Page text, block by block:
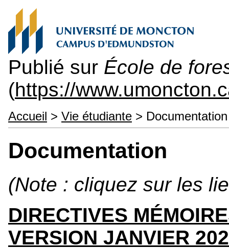
Publié sur École de
(https://
Accueil > Vie étudiante > Documentation
Documentation
(Note : cliquez sur les
DIRECTIVES
VERSION JANVIER